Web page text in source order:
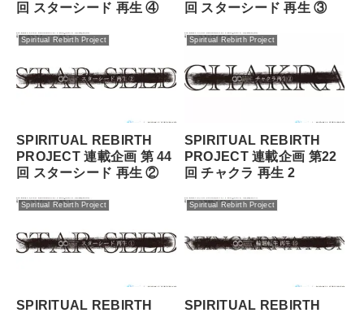
回 スターシード 再⽣ ④
回 スターシード 再⽣ ③
Spiritual Rebirth Project
SPIRITUAL REBIRTH
PROJECT 連載企画 第 44
回 スターシード 再⽣ ②
Spiritual Rebirth Project
SPIRITUAL REBIRTH
PROJECT 連載企画 第22
回 チャクラ 再生 2
Spiritual Rebirth Project
SPIRITUAL REBIRTH
Spiritual Rebirth Project
SPIRITUAL REBIRTH